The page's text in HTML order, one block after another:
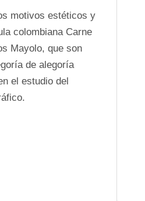
motivos estéticos y
colombiana Carne
Mayolo, que son
de alegoría
el estudio del